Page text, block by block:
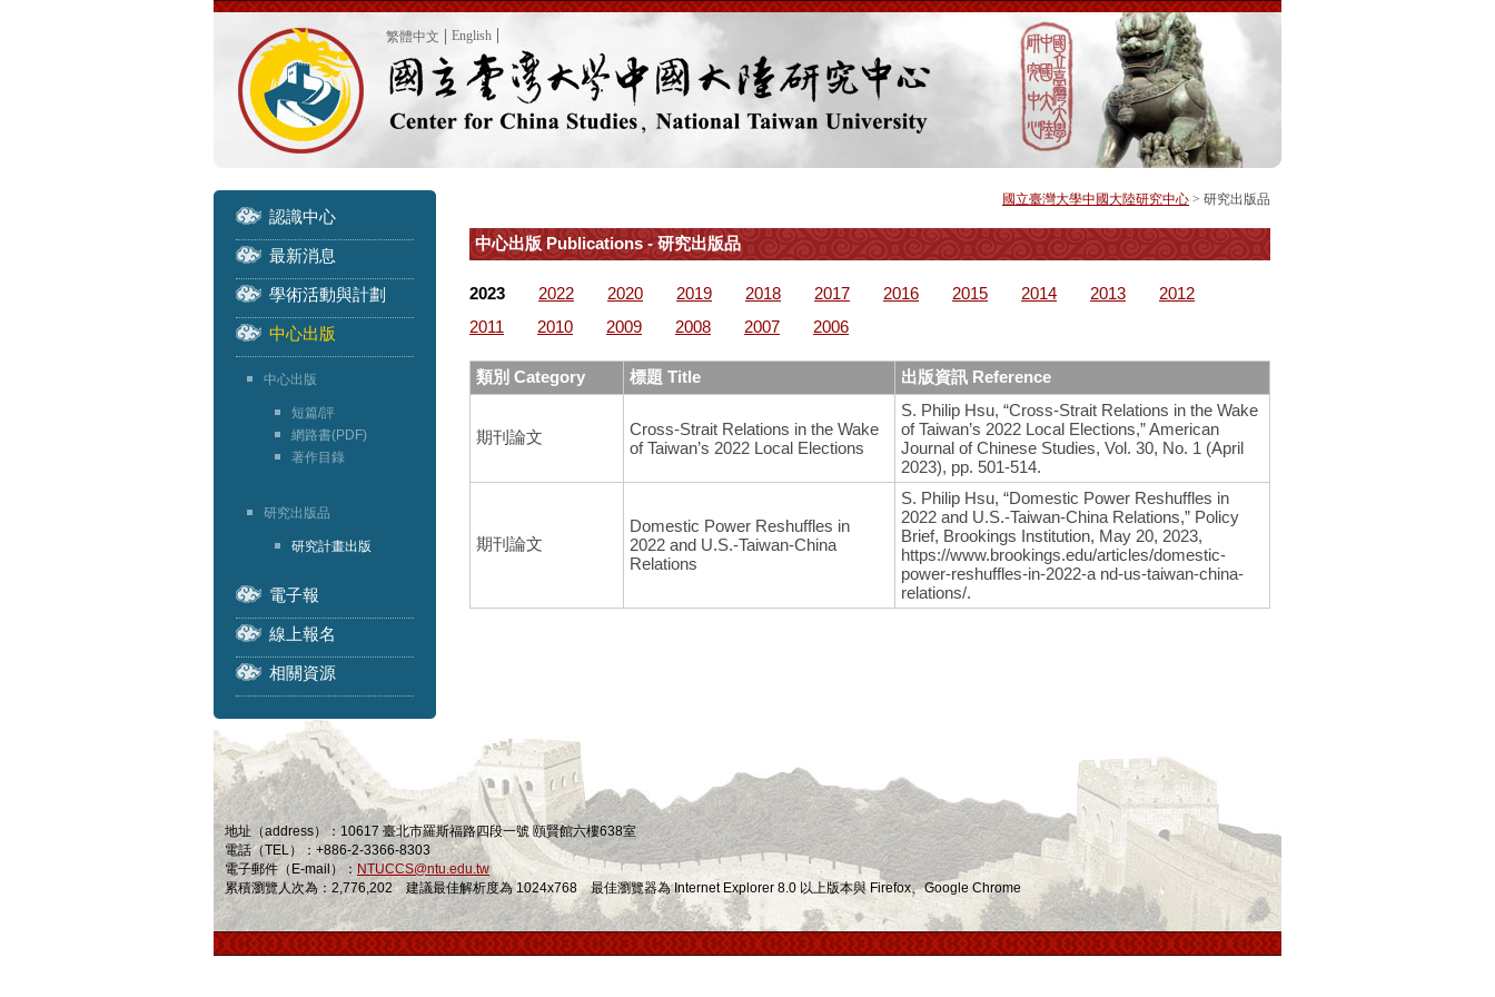
繁體中文 English
認識中心
最新消息
學術活動與計劃
中心出版
中心出版
短篇/評
網路書(PDF)
著作目錄
研究出版品
研究計畫出版
電子報
線上報名
相關資源
國立臺灣大學中國大陸研究中心 > 研究出版品
中心出版 Publications - 研究出版品
2023 2022 2020 2019 2018 2017 2016 2015 2014 2013
2012
2011
2010 2009 2008 2007 2006
類別 Category 標題 Title 出版資訊 Reference
期刊論文
Cross-Strait Relations in the Wake
of Taiwan’s 2022 Local Elections
S. Philip Hsu, “Cross-Strait Relations in the Wake
of Taiwan’s 2022 Local Elections,” American
Journal of Chinese Studies, Vol. 30, No. 1 (April
2023), pp. 501-514.
期刊論文
Domestic Power Reshuffles in
2022 and U.S.-Taiwan-China
Relations
S. Philip Hsu, “Domestic Power Reshuffles in
2022 and U.S.-Taiwan-China Relations,” Policy
Brief, Brookings Institution, May 20, 2023,
https://www.brookings.edu/articles/domestic-
power-reshuffles-in-2022-a nd-us-taiwan-china-
relations/.
地址（address）：10617 臺北市羅斯福路四段一號 頤賢館六樓638室
電話（TEL）：+886-2-3366-8303
電子郵件（E-mail）： NTUCCS@ntu.edu.tw
累積瀏覽人次為：2,776,202 建議最佳解析度為 1024x768 最佳瀏覽器為 Internet Explorer 8.0 以上版本與 Firefox、Google Chrome